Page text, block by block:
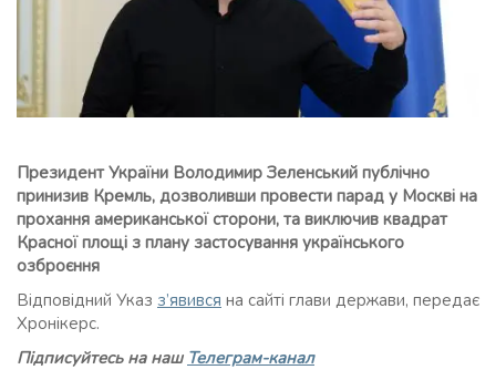
Президент України Володимир Зеленський публічно
принизив Кремль, дозволивши провести парад у Москві на
прохання американської сторони, та виключив квадрат
Красної площі з плану застосування українського
озброєння
Відповідний Указ з’явився на сайті глави держави, передає
Хронікерс.
Підписуйтесь на наш Телеграм-канал